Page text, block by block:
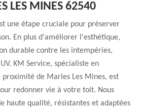
LES MINES 62540
une étape cruciale pour préserver
En plus d'améliorer l'esthétique,
durable contre les intempéries,
KM Service, spécialiste en
de Marles Les Mines, est
redonner vie à votre toit. Nous
haute qualité, résistantes et adaptées